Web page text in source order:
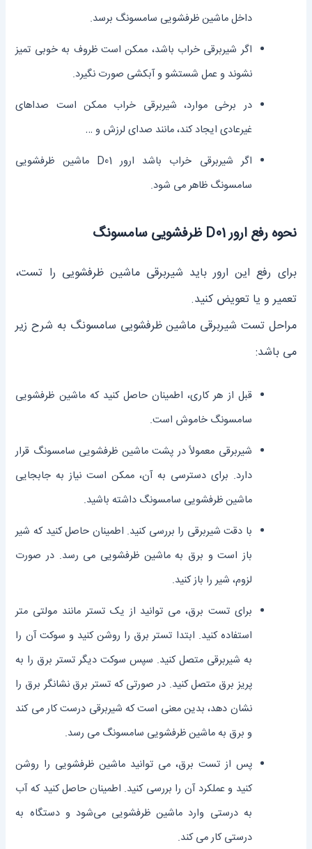
داخل ماشین ظرفشویی سامسونگ برسد.
اگر شیربرقی خراب باشد، ممکن است ظروف به خوبی تمیز
نشوند و عمل شستشو و آبکشی صورت نگیرد.
در برخی موارد، شیربرقی خراب ممکن است صداهای
غیرعادی ایجاد کند، مانند صدای لرزش و …
اگر شیربرقی خراب باشد ارور D01 ماشین ظرفشویی
سامسونگ ظاهر می شود.
نحوه رفع ارور D01 ظرفشویی سامسونگ
برای رفع این ارور باید شیربرقی ماشین ظرفشویی را تست،
تعمیر و یا تعویض کنید.
مراحل تست شیربرقی ماشین ظرفشویی سامسونگ به شرح زیر
می باشد:
قبل از هر کاری، اطمینان حاصل کنید که ماشین ظرفشویی
سامسونگ خاموش است.
شیربرقی معمولاً در پشت ماشین ظرفشویی سامسونگ قرار
دارد. برای دسترسی به آن، ممکن است نیاز به جابجایی
ماشین ظرفشویی سامسونگ داشته باشید.
با دقت شیربرقی را بررسی کنید. اطمینان حاصل کنید که شیر
باز است و برق به ماشین ظرفشویی می ‌رسد. در صورت
لزوم، شیر را باز کنید.
برای تست برق، می ‌توانید از یک تستر مانند مولتی متر
استفاده کنید. ابتدا تستر برق را روشن کنید و سوکت آن را
به شیربرقی متصل کنید. سپس سوکت دیگر تستر برق را به
پریز برق متصل کنید. در صورتی که تستر برق نشانگر برق را
نشان دهد، بدین معنی است که شیربرقی درست کار می ‌کند
و برق به ماشین ظرفشویی سامسونگ می ‌رسد.
پس از تست برق، می ‌توانید ماشین ظرفشویی را روشن
کنید و عملکرد آن را بررسی کنید. اطمینان حاصل کنید که آب
به درستی وارد ماشین ظرفشویی می‌شود و دستگاه به
درستی کار می ‌کند.